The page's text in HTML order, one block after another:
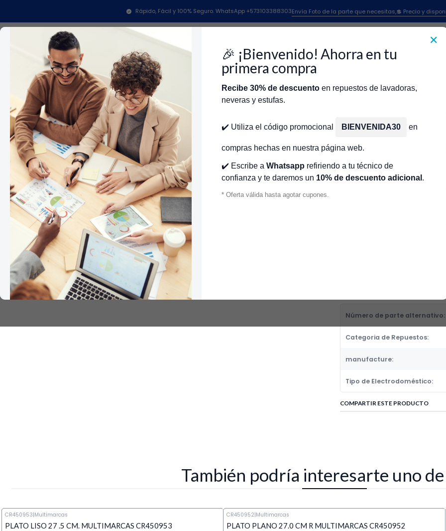
✕
🎉 ¡Bienvenido! Ahorra en tu
primera compra
Recibe 30% de descuento en repuestos de lavadoras,
neveras y estufas.
✔️ Utiliza el código promocional BIENVENIDA30 en
compras hechas en nuestra página web.
✔️ Escribe a Whatsapp refiriendo a tu técnico de
confianza y te daremos un 10% de descuento adicional .
* Oferta válida hasta agotar cupones.
Categorías
Rápido, Fácil y 100% Seguro. WhatsApp +573103388303Envía Foto de la parte que necesitas,💲 Precio y
Inicio Hornos Microondas y Tostadores PLATO LISO 28O CM MULTIMARCAS
PLATO LISO
CR450954
Agregar a la lista de
🔥
Mostrar stock de
PLATO LISO 28O CM
Número de parte alternativo:
Categoria de Repuestos:
manufacture:
Tipo de Electrodoméstico:
COMPARTIR ESTE PRODUCTO
También podría interesarte uno
CR450953|Multimarcas
PLATO LISO 27 .5 CM. MULTIMARCAS CR450953
CR450952|Multimarcas
PLATO PLANO 27.0 CM R MULTIMARCAS CR450952